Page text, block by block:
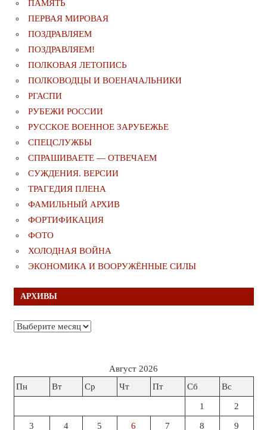
ПАМЯТЬ
ПЕРВАЯ МИРОВАЯ
ПОЗДРАВЛЯЕМ
ПОЗДРАВЛЯЕМ!
ПОЛКОВАЯ ЛЕТОПИСЬ
ПОЛКОВОДЦЫ И ВОЕНАЧАЛЬНИКИ
РГАСПИ
РУБЕЖИ РОССИИ
РУССКОЕ ВОЕННОЕ ЗАРУБЕЖЬЕ
СПЕЦСЛУЖБЫ
СПРАШИВАЕТЕ — ОТВЕЧАЕМ
СУЖДЕНИЯ. ВЕРСИИ
ТРАГЕДИЯ ПЛЕНА
ФАМИЛЬНЫЙ АРХИВ
ФОРТИФИКАЦИЯ
ФОТО
ХОЛОДНАЯ ВОЙНА
ЭКОНОМИКА И ВООРУЖЁННЫЕ СИЛЫ
АРХИВЫ
Архивы
Август 2026
Пн
Вт Ср Чт Пт Сб Вс
1 2
3 4 5 6 7 8 9